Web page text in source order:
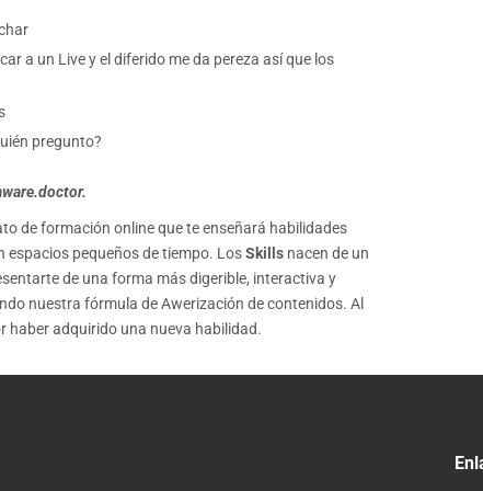
a un Live y el diferido me da pereza así que los
pregunto?
de formación online que te enseñará habilidades
espacios pequeños de tiempo. LosSkills nacen de un
de una forma más digerible, interactiva y
nuestra fórmula de Awerización de contenidos. Al
haber adquirido una nueva habilidad.